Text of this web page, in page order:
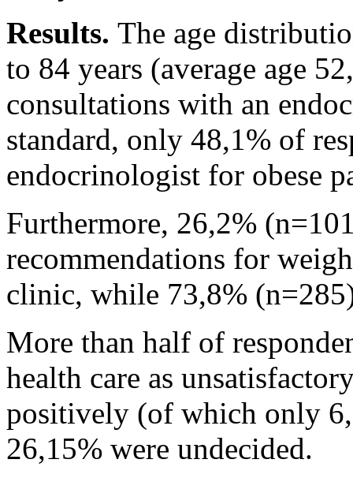
Results. The age
to 84 years (average age
consultations with an
standard, only 48,1% of
endocrinologist for obese
Furthermore, 26,2%
recommendations for
clinic, while 73,8%
More than half of
health care as
positively (of which only
26,15% were undecided.